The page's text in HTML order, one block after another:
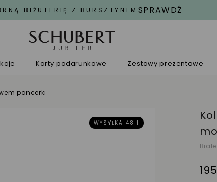
BIŻUTERIĘ Z BURSZTYNEM SPRAWDŹ
Karty podarunkowe Zestawy prezentowe
pancerki
WYSYŁKA 48H